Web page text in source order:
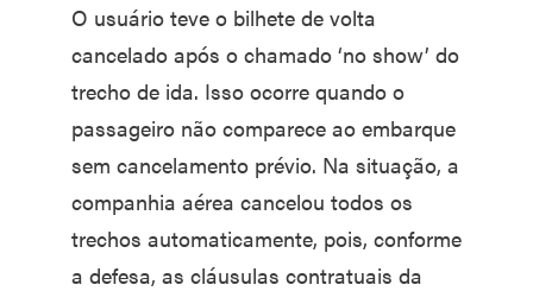
O usuário teve o bilhete de volta
cancelado após o chamado ‘no show’ do
trecho de ida. Isso ocorre quando o
passageiro não comparece ao embarque
sem cancelamento prévio. Na situação, a
companhia aérea cancelou todos os
trechos automaticamente, pois, conforme
a defesa, as cláusulas contratuais da